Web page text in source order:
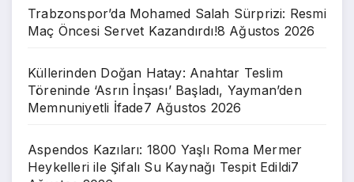
Trabzonspor’da Mohamed Salah Sürprizi: Resmi
Maç Öncesi Servet Kazandırdı!8 Ağustos 2026
Küllerinden Doğan Hatay: Anahtar Teslim
Töreninde ‘Asrın İnşası’ Başladı, Yayman’den
Memnuniyetli İfade7 Ağustos 2026
Aspendos Kazıları: 1800 Yaşlı Roma Mermer
Heykelleri ile Şifalı Su Kaynağı Tespit Edildi7